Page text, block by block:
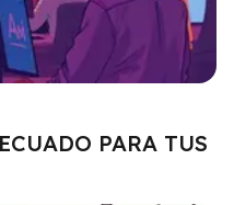
PARA TUS